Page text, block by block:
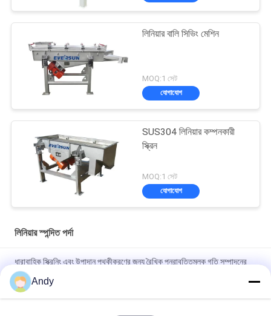
লিনিয়ার বালি সিভিং মেশিন
MOQ:1 সেট
যোগাযোগ
SUS304 লিনিয়ার কম্পনকারী
স্ক্রিন
MOQ:1 সেট
যোগাযোগ
লিনিয়ার স্পন্দিত পর্দা
ধারাবাহিক স্ক্রিনিং এবং উপাদান পৃথকীকরণের জন্য রৈখিক পুনরাবৃত্তিমূলক গতি সম্পাদনের
জন্য ডিজাইন করা লিনিয়ার ভাইব্রেটিং স্ক্রিন
ধ্রুবক স্ক্রিনিং এবং স্থিতিশীল এবং অপারেশন কর্মক্ষমতা সঙ্গে উপাদান stratification
Andy